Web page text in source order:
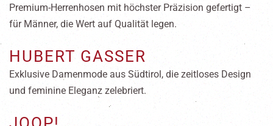
Premium-Herrenhosen mit höchster Präzision gefertigt –
für Männer, die Wert auf Qualität legen.
HUBERT GASSER
Exklusive Damenmode aus Südtirol, die zeitloses Design
und feminine Eleganz zelebriert.